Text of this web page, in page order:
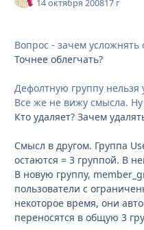
14 октября 200817 г
Вопрос - зачем усложнять
Точнее облегчать?
Дефолтную группу
Все же не вижу смысла. Ну
Кто удаляет? Зачем
Смысл в другом. Группа
остаются = 3 группой. В
В новую группу,
пользователи с
некоторое время, они
переносятся в общую 3